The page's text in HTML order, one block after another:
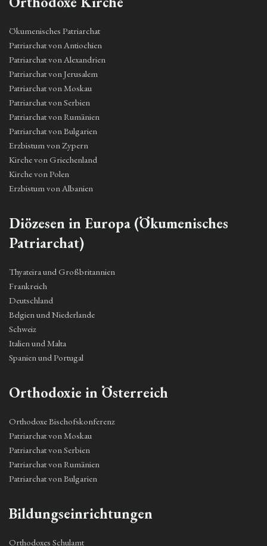
Ökumenisches Patriarchat
Patriarchat von Antiochien
Patriarchat von Alexandrien
Patriarchat von Jerusalem
Patriarchat von Moskau
Patriarchat von Serbien
Patriarchat von Rumänien
Patriarchat von Bulgarien
Erzbistum von Zypern
Kirche von Griechenland
Kirche von Polen
Erzbistum von Albanien
Diözesen in Europa (Ökumenisches
Patriarchat)
Thyateira und Großbritannien
Frankreich
Deutschland
Belgien und Niederlande
Schweiz
Italien und Malta
Spanien und Portugal
Orthodoxie in Österreich
Orthodoxe Bischofskonferenz
Patriarchat von Moskau
Patriarchat von Serbien
Patriarchat von Rumänien
Patriarchat von Bulgarien
Bildungseinrichtungen
Orthodoxes Schulamt